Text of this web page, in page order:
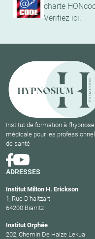
charte
Vérifiez ici.
Institut de formation à l'hypnose
médicale pour les
de santé
ADRESSES
Institut Milton H. Erickson
1, Rue D’haitzart
64200 Biarritz
Institut Orphée
202, Chemin De Haize Lekua